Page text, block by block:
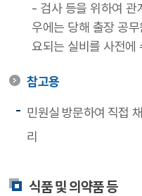
- 검사 등을 위하여 관
우에는 당해 출장 공
요되는 실비를 사전에
참고용
민원실 방문하여 직접
리
식품 및 의약품 등